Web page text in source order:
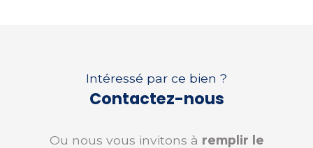
Intéressé par ce bien ?
Contactez-nous
Ou nous vous invitons à remplir le